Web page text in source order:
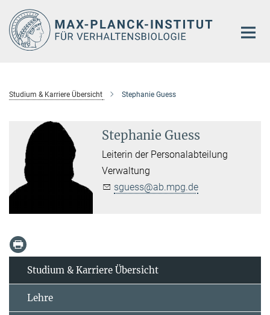
Hauptinhalt
Studium & Karriere Übersicht Stephanie Guess
Stephanie Guess
Leiterin der Personalabteilung
Verwaltung
sguess@ab.mpg.de
Studium & Karriere Übersicht
Lehre